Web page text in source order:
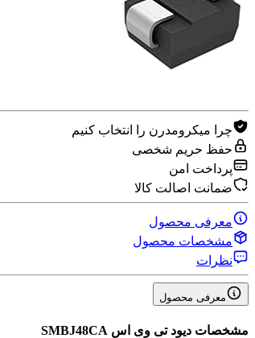
چرا میکرومدرن را انتخاب کنیم
حفظ حریم شخصی
پرداخت امن
ضمانت اصالت کالا
معرفی محصول
مشخصات محصول
نظرات
معرفی محصول
مشخصات دیود تی وی اس SMBJ48CA